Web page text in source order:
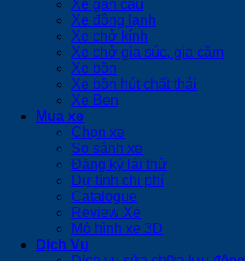
Xe gắn cẩu
Xe đông lạnh
Xe chở kính
Xe chở gia súc, gia cầm
Xe bồn
Xe bồn hút chất thải
Xe Ben
Mua xe
Chọn xe
So sánh xe
Đăng ký lái thử
Dự tính chi phí
Catalogue
Review Xe
Mô hình xe 3D
Dịch Vụ